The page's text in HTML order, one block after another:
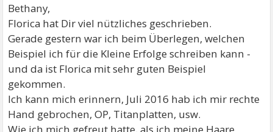
Bethany,
Florica hat Dir viel nützliches geschrieben.
Gerade gestern war ich beim Überlegen, welchen
Beispiel ich für die Kleine Erfolge schreiben kann -
und da ist Florica mit sehr guten Beispiel
gekommen.
Ich kann mich erinnern, Juli 2016 hab ich mir rechte
Hand gebrochen, OP, Titanplatten, usw.
Wie ich mich gefreut hatte, als ich meine Haare